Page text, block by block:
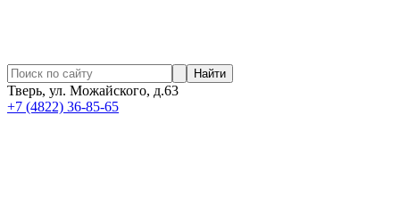
Найти
Тверь, ул. Можайского, д.63
+7 (4822) 36-85-65